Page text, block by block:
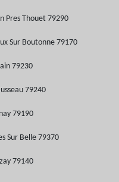
Pres Thouet 79290
Sur Boutonne 79170
79230
79240
79190
Sur Belle 79370
79140